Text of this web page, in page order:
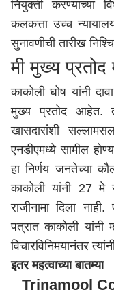
नियुक्ती करण्याच्या
कलकत्ता उच्च
सुनावणीची तारीख
मी मुख्य प्रतोद
काकोली घोष यांनी
मुख्य प्रतोद आहेत.
खासदारांशी
एनडीएमध्ये सामील
हा निर्णय जनतेच्या
काकोली यांनी 27 मे
राजीनामा दिला
पत्रात काकोली
विचारविनिमयानंतर
इतर महत्वाच्या बातम्या
Trinamool